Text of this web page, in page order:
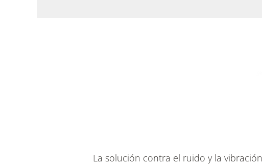
La solución contra el ruido y la vibración